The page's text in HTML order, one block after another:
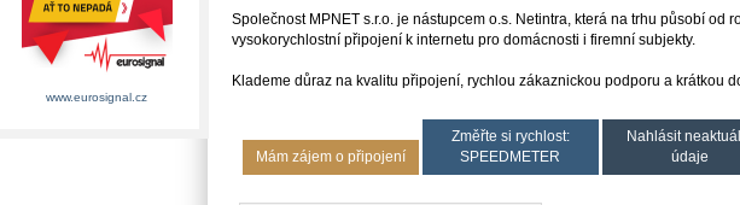
Společnost MPNET s.r.o. je nástupcem o.s. Netintra, která na trhu působí od
vysokorychlostní připojení k internetu pro domácnosti i firemní subjekty.
Klademe důraz na kvalitu připojení, rychlou zákaznickou podporu a krátkou
Mám zájem o připojení
Změřte si rychlost:
SPEEDMETER
Nahlásit
údaje
www.eurosignal.cz